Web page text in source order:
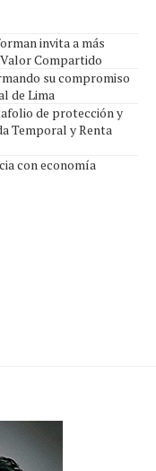
invita a más
Compartido
su compromiso
de Lima
de protección y
Temporal y Renta
con economía